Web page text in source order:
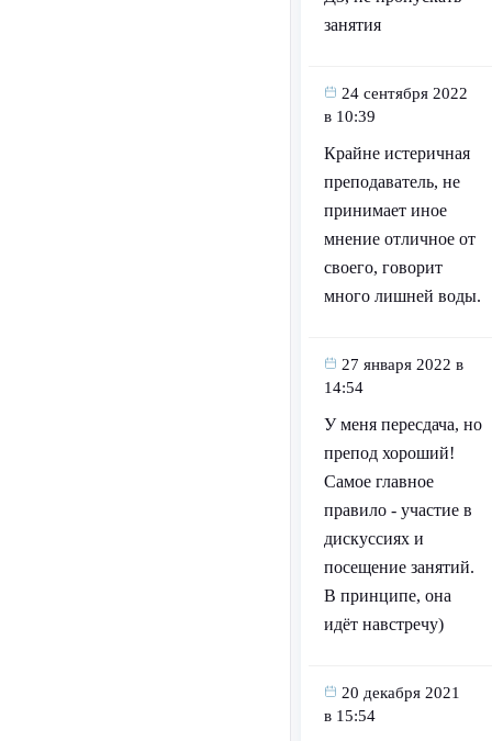
занятия
24 сентября 2022
в 10:39
Крайне истеричная
преподаватель, не
принимает иное
мнение отличное от
своего, говорит
много лишней воды.
27 января 2022 в
14:54
У меня пересдача, но
препод хороший!
Самое главное
правило - участие в
дискуссиях и
посещение занятий.
В принципе, она
идёт навстречу)
20 декабря 2021
в 15:54